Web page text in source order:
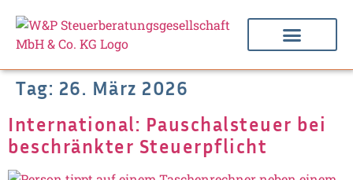
Tag: 26. März 2026
International: Pauschalsteuer bei
beschränkter Steuerpflicht